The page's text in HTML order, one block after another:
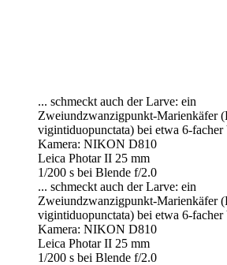
... schmeckt auch der Larve: ein
Zweiundzwanzigpunkt-Marienkäfer
vigintiduopunctata) bei etwa 6-facher
Kamera: NIKON D810
Leica Photar II 25 mm
1/200 s bei Blende f/2.0
... schmeckt auch der Larve: ein
Zweiundzwanzigpunkt-Marienkäfer
vigintiduopunctata) bei etwa 6-facher
Kamera: NIKON D810
Leica Photar II 25 mm
1/200 s bei Blende f/2.0